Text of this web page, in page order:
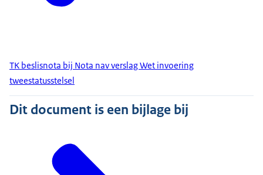
TK beslisnota bij Nota nav verslag Wet invoering
tweestatusstelsel
Dit document is een bijlage bij